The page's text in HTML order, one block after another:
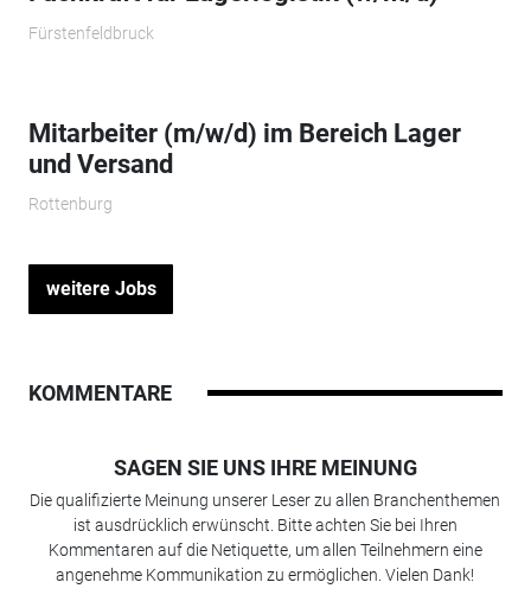
Fürstenfeldbruck
Mitarbeiter (m/w/d) im Bereich Lager
und Versand
Rottenburg
weitere Jobs
KOMMENTARE
SAGEN SIE UNS IHRE MEINUNG
Die qualifizierte Meinung unserer Leser zu allen Branchenthemen
ist ausdrücklich erwünscht. Bitte achten Sie bei Ihren
Kommentaren auf die Netiquette, um allen Teilnehmern eine
angenehme Kommunikation zu ermöglichen. Vielen Dank!